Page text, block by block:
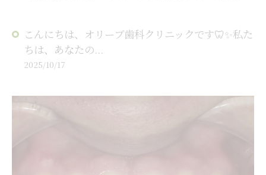
こんにちは、オリーブ歯科クリニックです🦷✨私た
ちは、あなたの...
2025/10/17